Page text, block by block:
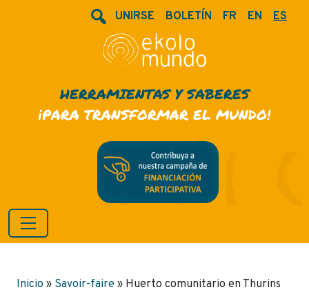
UNIRSE BOLETÍN FR EN ES
HERRAMIENTAS Y SABERES
¡PARA TRANSFORMAR EL MUNDO!
Inicio » Savoir-faire » Huerto comunitario en Thurins